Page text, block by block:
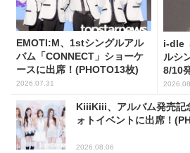
EMOTI:M、1stシングルアル
バム「CONNECT」ショーケ
ースに出席！(PHOTO13枚)
2026.07.31
i-dle
ルシ
8/10
KiiiKiii、アルバム発売記
ォトイベントに出席！
2026.08.06